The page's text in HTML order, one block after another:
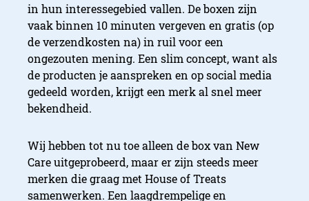
in hun interessegebied vallen. De boxen zijn
vaak binnen 10 minuten vergeven en gratis (op
de verzendkosten na) in ruil voor een
ongezouten mening. Een slim concept, want als
de producten je aanspreken en op social media
gedeeld worden, krijgt een merk al snel meer
bekendheid.
Wij hebben tot nu toe alleen de box van New
Care uitgeprobeerd, maar er zijn steeds meer
merken die graag met House of Treats
samenwerken. Een laagdrempelige en